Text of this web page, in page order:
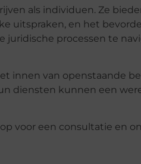
als individuen. Ze
uitspraken, en het
juridische processen te
innen van openstaande
diensten kunnen een
voor een consultatie en